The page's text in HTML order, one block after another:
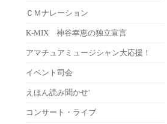
ＣＭナレーション
K-MIX 神谷幸恵の独立宣言
アマチュアミュージシャン大応援！
イベント司会
えほん読み聞かせ'
コンサート・ライブ